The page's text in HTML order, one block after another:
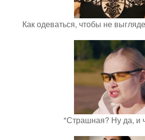
Как одеваться, чтобы не
"Страшная? Ну да, и